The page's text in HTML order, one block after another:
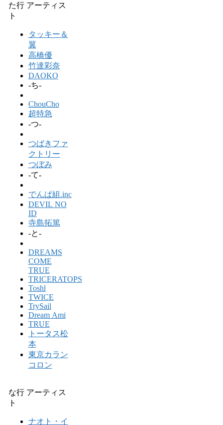
た行 アーティス
ト
タッキー＆
翼
高橋優
竹達彩奈
DAOKO
-ち-
ChouCho
超特急
-つ-
つばきファ
クトリー
つぼみ
-て-
でんぱ組.inc
DEVIL NO
ID
寺島拓篤
-と-
DREAMS
COME
TRUE
TRICERATOPS
Toshl
TWICE
TrySail
Dream Ami
TRUE
トータス松
本
東京カラン
コロン
な行 アーティス
ト
ナオト・イ